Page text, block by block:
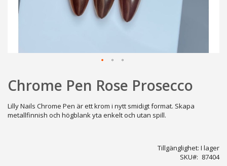
till
början
bildgalleriet
Chrome Pen Rose Prosecco
Lilly Nails Chrome Pen är ett krom i nytt smidigt format. Skapa
metallfinnish och högblank yta enkelt och utan spill.
Tillgänglighet: I lager
SKU
87404